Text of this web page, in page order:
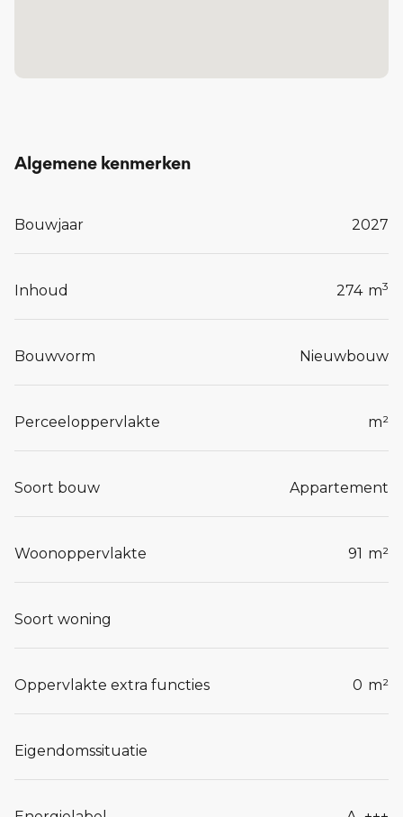
én bij het leven van vandaag.
kenbaar maken op het online inschrijfformulier
Algemene kenmerken
Bouwjaar 2027
Inhoud 274 m3
Bouwvorm Nieuwbouw
Perceeloppervlakte m²
Soort bouw Appartement
Woonoppervlakte 91 m²
Soort woning
Oppervlakte extra functies 0 m²
Eigendomssituatie